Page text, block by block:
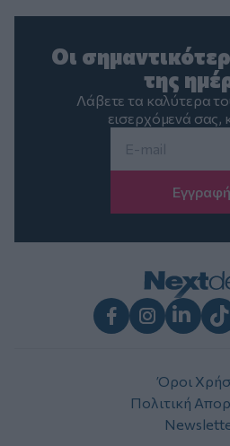
Οι
της
Λάβετε τα καλύτερα
εισερχόμενά σας,
Όροι
Πολιτική